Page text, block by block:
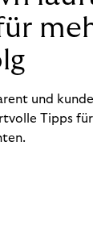
und
Tipps